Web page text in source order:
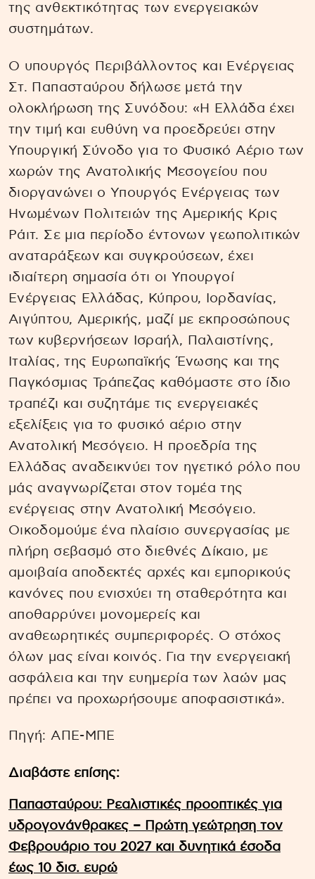
της ανθεκτικότητας των ενεργειακών
συστημάτων.
Ο υπουργός Περιβάλλοντος και Ενέργειας
Στ. Παπασταύρου δήλωσε μετά την
ολοκλήρωση της Συνόδου: «Η Ελλάδα έχει
την τιμή και ευθύνη να προεδρεύει στην
Υπουργική Σύνοδο για το Φυσικό Αέριο των
χωρών της Ανατολικής Μεσογείου που
διοργανώνει ο Υπουργός Ενέργειας των
Ηνωμένων Πολιτειών της Αμερικής Κρις
Ράιτ. Σε μια περίοδο έντονων γεωπολιτικών
αναταράξεων και συγκρούσεων, έχει
ιδιαίτερη σημασία ότι οι Υπουργοί
Ενέργειας Ελλάδας, Κύπρου, Ιορδανίας,
Αιγύπτου, Αμερικής, μαζί με εκπροσώπους
των κυβερνήσεων Ισραήλ, Παλαιστίνης,
Ιταλίας, της Ευρωπαϊκής Ένωσης και της
Παγκόσμιας Τράπεζας καθόμαστε στο ίδιο
τραπέζι και συζητάμε τις ενεργειακές
εξελίξεις για το φυσικό αέριο στην
Ανατολική Μεσόγειο. Η προεδρία της
Ελλάδας αναδεικνύει τον ηγετικό ρόλο που
μάς αναγνωρίζεται στον τομέα της
ενέργειας στην Ανατολική Μεσόγειο.
Οικοδομούμε ένα πλαίσιο συνεργασίας με
πλήρη σεβασμό στο διεθνές Δίκαιο, με
αμοιβαία αποδεκτές αρχές και εμπορικούς
κανόνες που ενισχύει τη σταθερότητα και
αποθαρρύνει μονομερείς και
αναθεωρητικές συμπεριφορές. Ο στόχος
όλων μας είναι κοινός. Για την ενεργειακή
ασφάλεια και την ευημερία των λαών μας
πρέπει να προχωρήσουμε αποφασιστικά».
Πηγή: ΑΠΕ-ΜΠΕ
Διαβάστε επίσης:
Παπασταύρου: Ρεαλιστικές προοπτικές για
υδρογονάνθρακες – Πρώτη γεώτρηση τον
Φεβρουάριο του 2027 και δυνητικά έσοδα
έως 10 δισ. ευρώ